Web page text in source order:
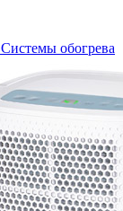
Системы обогрева